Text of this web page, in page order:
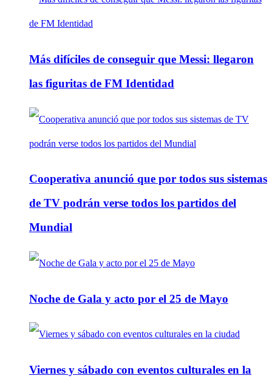
Más difíciles de conseguir que Messi: llegaron
las figuritas de FM Identidad
Cooperativa anunció que por todos sus sistemas
de TV podrán verse todos los partidos del
Mundial
Noche de Gala y acto por el 25 de Mayo
Viernes y sábado con eventos culturales en la